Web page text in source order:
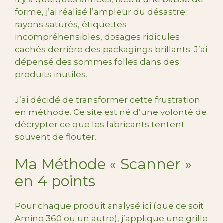
forme, j’ai réalisé l’ampleur du désastre :
rayons saturés, étiquettes
incompréhensibles, dosages ridicules
cachés derrière des packagings brillants. J’ai
dépensé des sommes folles dans des
produits inutiles.
J’ai décidé de transformer cette frustration
en méthode. Ce site est né d’une volonté de
décrypter ce que les fabricants tentent
souvent de flouter.
Ma Méthode « Scanner »
en 4 points
Pour chaque produit analysé ici (que ce soit
Amino 360 ou un autre), j’applique une grille